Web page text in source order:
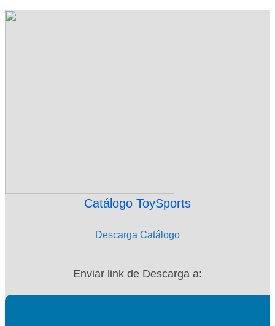
Catálogo ToySports
Descarga Catálogo
Enviar link de Descarga a: